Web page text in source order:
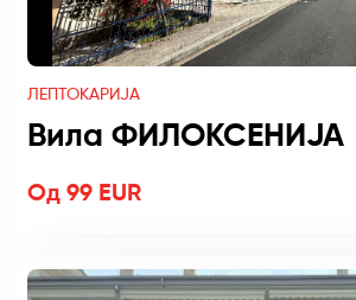
ЛЕПТОКАРИЈА
Вила ФИЛОКСЕНИЈА
Од 99 EUR